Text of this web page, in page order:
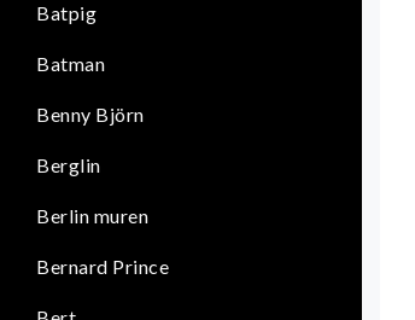
Batpig
Batman
Benny Björn
Berglin
Berlin muren
Bernard Prince